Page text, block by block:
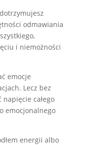
odmawiania
i niemożności
emocje
Lecz bez
całego
emocjonalnego
energii albo